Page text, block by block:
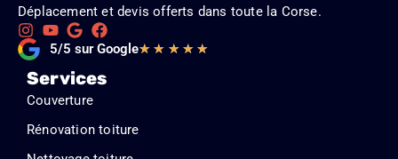
Déplacement et devis offerts dans toute la Corse.
5/5 sur Google★ ★ ★ ★ ★Noté
Services
Couverture
Rénovation toiture